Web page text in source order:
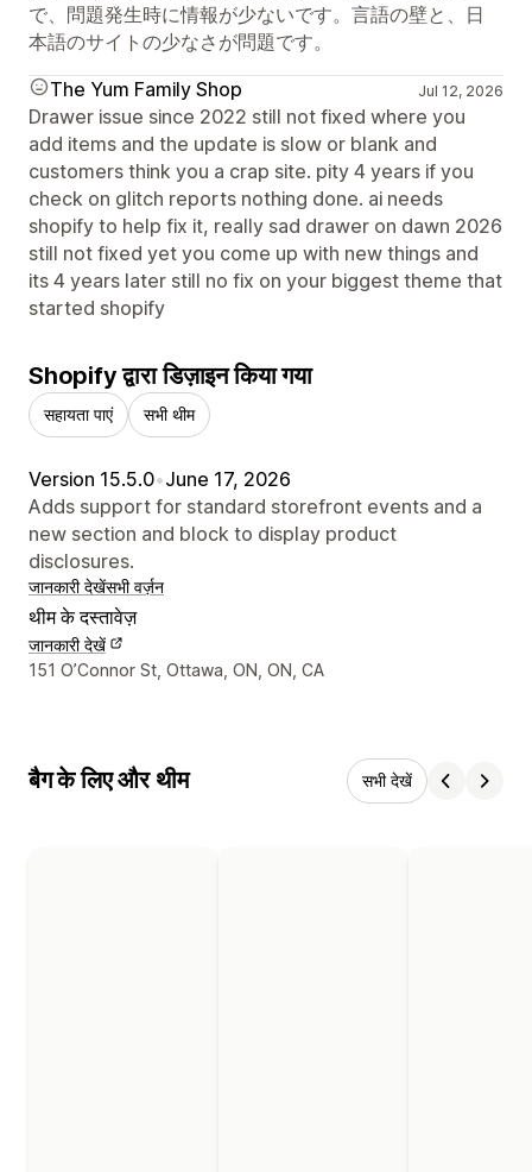
で、問題発生時に情報が少ないです。言語の壁と、日
本語のサイトの少なさが問題です。
The Yum Family Shop
Jul 12, 2026
Drawer issue since 2022 still not fixed where you
add items and the update is slow or blank and
customers think you a crap site. pity 4 years if you
check on glitch reports nothing done. ai needs
shopify to help fix it, really sad drawer on dawn 2026
still not fixed yet you come up with new things and
its 4 years later still no fix on your biggest theme that
started shopify
Shopify द्वारा डिज़ाइन किया गया
सहायता पाएं सभी थीम
Version 15.5.0•June 17, 2026
Adds support for standard storefront events and a
new section and block to display product
disclosures.
जानकारी देखेंसभी वर्ज़न
थीम के दस्तावेज़
जानकारी देखें
डिज़ाइनर के संपर्क की जानकारी
151 O’Connor St, Ottawa, ON, ON, CA
बैग के लिए और थीम सभी देखें